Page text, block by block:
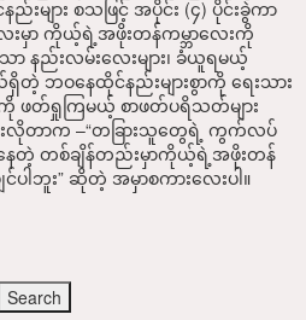
းများ စသဖြင့် အပိုင်း (၄) ပိုင်းခွဲကာ
းမှာ ကိုယ့်ရဲ့အဖိုးတန်ကမ္ဘာလေးကို
နည်းလမ်းလေးများ၊ ခံယူရမယ့်
ရှိတဲ့ ဘဝနေထိုင်နည်းများစွာကို ရေးသား
ဖတ်ရှုကြမယ့် စာဖတ်ပရိသတ်များ
လိုတာက –“တခြားသူတွေရဲ့ ကွက်လပ်
ေတဲ့ တစ်ချိန်တည်းမှာကိုယ့်ရဲ့အဖိုးတန်
ပါဘူး” ဆိုတဲ့ အမှာစကားလေးပါ။
Search